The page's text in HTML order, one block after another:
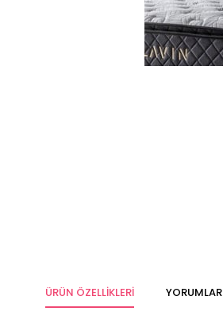
ÜRÜN ÖZELLIKLERI YORUMLAR